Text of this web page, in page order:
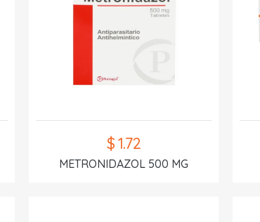
$ 1.72
METRONIDAZOL 500 MG